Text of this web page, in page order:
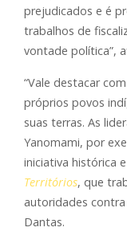
prejudicados e é
trabalhos de
vontade política”,
“Vale destacar
próprios povos
suas terras. As
Yanomami, por
iniciativa histórica
Territórios, que
autoridades
Dantas.